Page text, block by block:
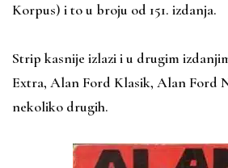
Korpus) i to u broju od 151. izdanja.
Strip kasnije izlazi i u drugim
Extra, Alan Ford Klasik, Alan Ford
nekoliko drugih.